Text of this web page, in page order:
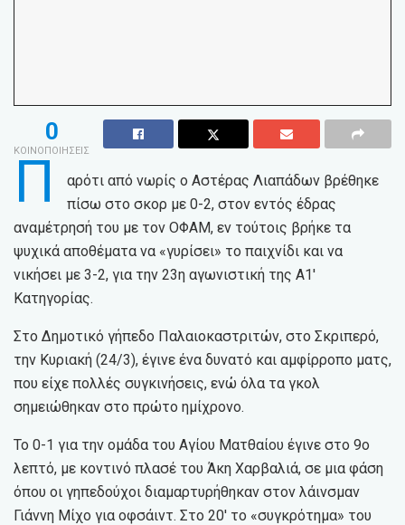
0
ΚΟΙΝΟΠΟΙΗΣΕΙΣ
Π
αρότι από νωρίς ο Αστέρας Λιαπάδων βρέθηκε
πίσω στο σκορ με 0-2, στον εντός έδρας
αναμέτρησή του με τον ΟΦΑΜ, εν τούτοις βρήκε τα
ψυχικά αποθέματα να «γυρίσει» το παιχνίδι και να
νικήσει με 3-2, για την 23η αγωνιστική της Α1′
Κατηγορίας.
Στο Δημοτικό γήπεδο Παλαιοκαστριτών, στο Σκριπερό,
την Κυριακή (24/3), έγινε ένα δυνατό και αμφίρροπο ματς,
που είχε πολλές συγκινήσεις, ενώ όλα τα γκολ
σημειώθηκαν στο πρώτο ημίχρονο.
Το 0-1 για την ομάδα του Αγίου Ματθαίου έγινε στο 9ο
λεπτό, με κοντινό πλασέ του Άκη Χαρβαλιά, σε μια φάση
όπου οι γηπεδούχοι διαμαρτυρήθηκαν στον λάινσμαν
Γιάννη Μίχο για οφσάιντ. Στο 20′ το «συγκρότημα» του